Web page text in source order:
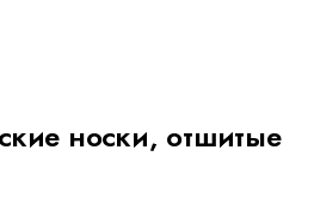
носки, отшитые